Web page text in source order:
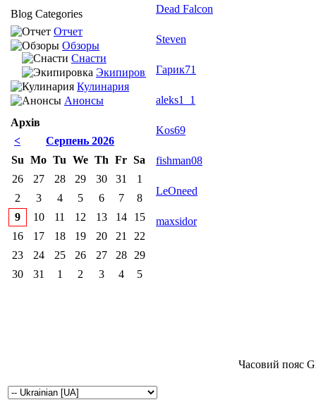
Dead Falcon
Steven
Гарик71
aleks1_1
Kos69
fishman08
LeOneed
maxsidor
Blog Categories
Отчет
Обзоры
Снасти
Экипировка
Кулинария
Анонсы
Архів
<
Серпень 2026
Su Mo Tu We Th Fr Sa
26
27 28 29 30 31
1
2
3 4 5 6 7
8
9
10 11 12 13 14
15
16
17 18 19 20 21
22
23
24 25 26 27 28
29
30
31 1 2 3 4 5
Часовий пояс